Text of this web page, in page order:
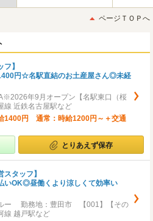
後
ページＴＯＰへ
フ】
円☆名駅直結のお土産屋さん◎未経
年9月オープン【名駅東口（桜
線 近鉄名古屋駅など
1400円 通常：時給1200円～＋交通
とりあえず保存
スタッフ】
いOK◎昼働くより涼しくて効率い
ー 勤務地：豊田市 【001】【その
線 越戸駅など